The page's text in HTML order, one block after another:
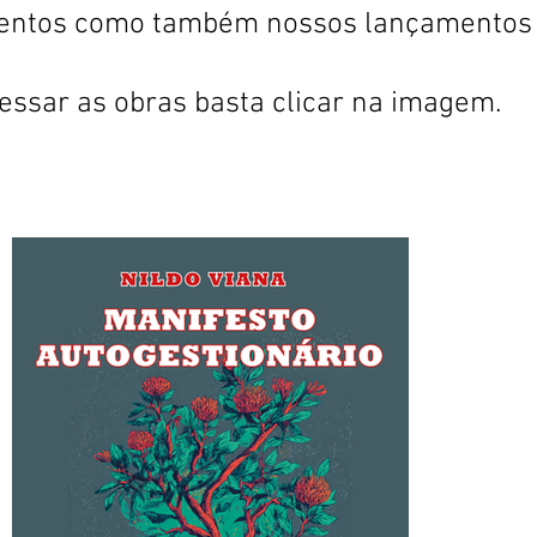
como também nossos
as obras basta clicar na imagem.